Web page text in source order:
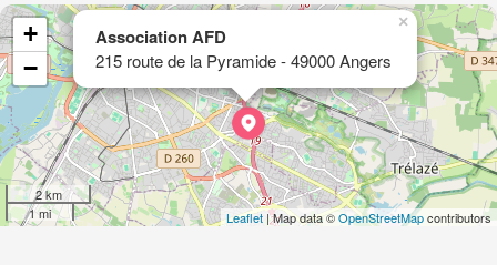
Association AFD
215 route de la Pyramide - 49000 Angers
×
+
−
2 km
1 mi
Leaflet | Map data ©OpenStreetMapcontributors